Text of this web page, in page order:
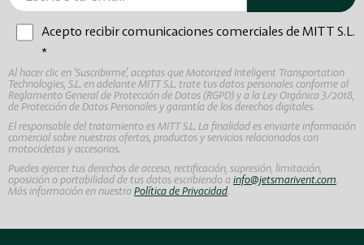
Acepto recibir comunicaciones comerciales de MITT S.L.
*
Al hacer clic en 'Suscribirme', aceptas que Motorized Inteligent Transportation
Technologies, S.L. en adelante MITT S.L. trate tus datos personales conforme al
Reglamento General de Protección de Datos (RGPD) y a la Ley Orgánica 3/2018,
de Protección de Datos Personales y garantía de los derechos digitales.
El responsable del tratamiento es MITT S.L. La finalidad es enviarte información
comercial sobre nuestras ofertas, productos y servicios relacionados con
motocicletas y accesorios.
Puedes ejercer tus derechos de acceso, rectificación, supresión, limitación,
oposición o portabilidad de tus datos escribiendo a info@jetsmarivent.com.
Más información en nuestra Política de Privacidad.